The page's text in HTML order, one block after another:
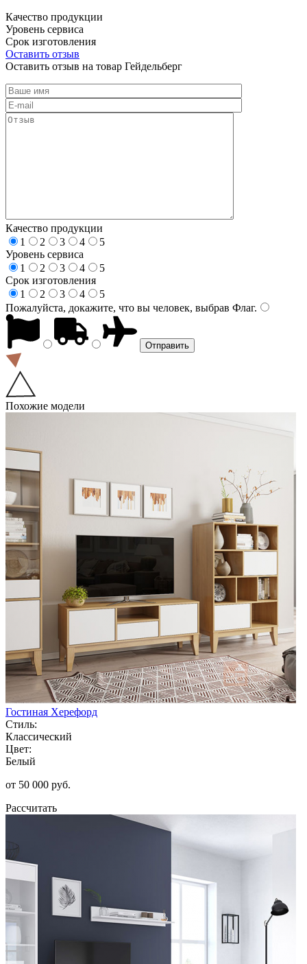
Качество продукции
Уровень сервиса
Срок изготовления
Оставить отзыв
Оставить отзыв на товар Гейдельберг
Качество продукции
1
2 3 4
5
Уровень сервиса
1
2 3 4
5
Срок изготовления
1
2 3 4
5
Пожалуйста, докажите, что вы человек, выбрав Флаг.
Похожие модели
Гостиная Херефорд
Стиль:
Классический
Цвет:
Белый
от 50 000 руб.
Рассчитать